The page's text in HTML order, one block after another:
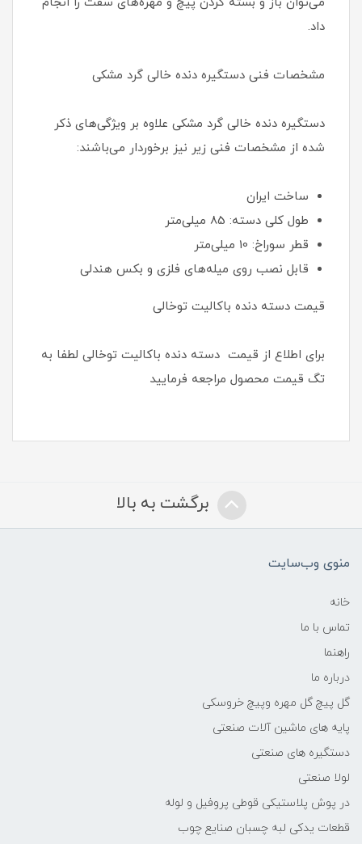
داد.
مشخصات فنی دستگیره دنده خالی گرد مشکی
دستگیره دنده خالی گرد مشکی علاوه بر ویژگی‌های ذکر
شده از مشخصات فنی زیر نیز برخوردار می‌باشند:
ساخت ایران
طول کلی دسته: 85 میلی‌متر
قطر سوراخ: 10 میلی‌متر
قابل نصب روی‌ میله‌های فلزی و بکس هندلی
قیمت دسته دنده باکالیت توخالی
برای اطلاع از قیمت دسته دنده باکالیت توخالی لطفا به
تگ قیمت محصول مراجعه فرمایید
برگشت به بالا
منوی وب‌سایت
خانه
تماس با ما
راهنما
درباره ما
گل پیچ گل مهره وپیچ خروسکی
پایه های ماشین آلات صنعتی
دستگیره های صنعتی
لولا صنعتی
در پوش پلاستیکی قوطی پروفیل و لوله
قطعات یدکی لبه چسبان صنایع چوب